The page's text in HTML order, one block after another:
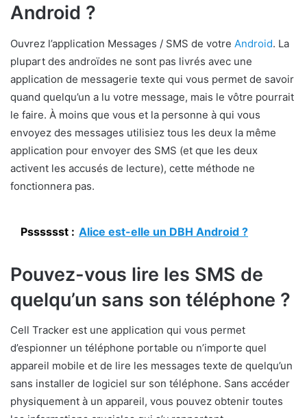
Android ?
Ouvrez l’application Messages / SMS de votre Android. La
plupart des androïdes ne sont pas livrés avec une
application de messagerie texte qui vous permet de savoir
quand quelqu’un a lu votre message, mais le vôtre pourrait
le faire. À moins que vous et la personne à qui vous
envoyez des messages utilisiez tous les deux la même
application pour envoyer des SMS (et que les deux
activent les accusés de lecture), cette méthode ne
fonctionnera pas.
Psssssst : Alice est-elle un DBH Android ?
Pouvez-vous lire les SMS de
quelqu’un sans son téléphone ?
Cell Tracker est une application qui vous permet
d’espionner un téléphone portable ou n’importe quel
appareil mobile et de lire les messages texte de quelqu’un
sans installer de logiciel sur son téléphone. Sans accéder
physiquement à un appareil, vous pouvez obtenir toutes